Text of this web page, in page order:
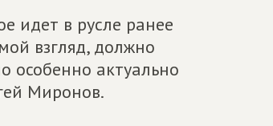
идет в русле ранее
взгляд, должно
особенно актуально
Миронов.